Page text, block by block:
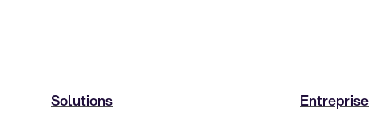
Solutions Entreprise